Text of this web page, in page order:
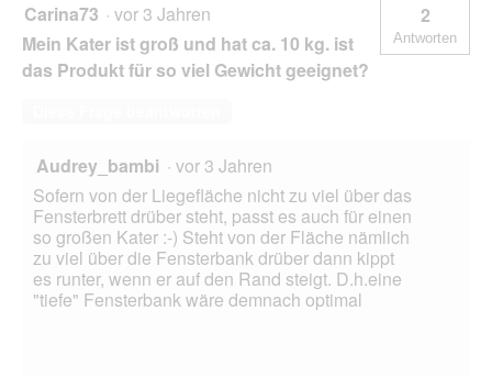
Carina73 · vor 3 Jahren
Mein Kater ist groß und hat ca. 10 kg. ist
das Produkt für so viel Gewicht geeignet?
2
Antworten
Audrey_bambi · vor 3 Jahren
Sofern von der Liegefläche nicht zu viel über das
Fensterbrett drüber steht, passt es auch für einen
so großen Kater :-) Steht von der Fläche nämlich
zu viel über die Fensterbank drüber dann kippt
es runter, wenn er auf den Rand steigt. D.h.eine
"tiefe" Fensterbank wäre demnach optimal